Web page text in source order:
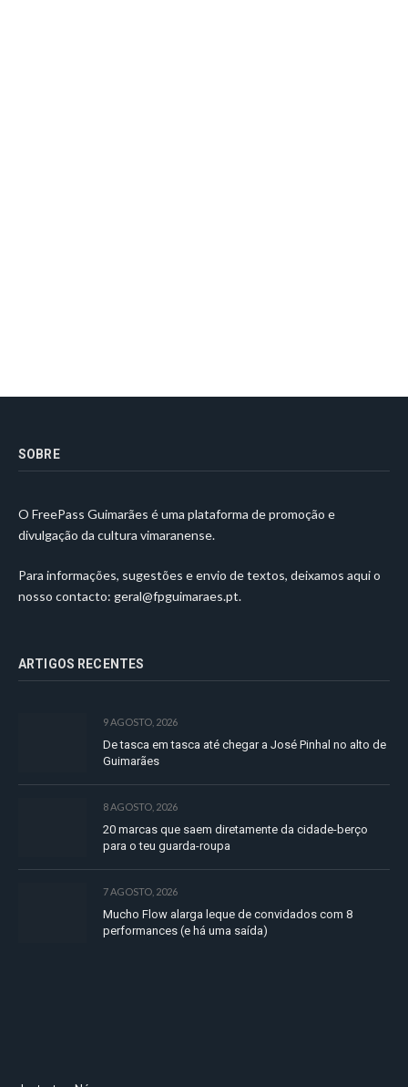
SOBRE
O FreePass Guimarães é uma plataforma de promoção e
divulgação da cultura vimaranense.
Para informações, sugestões e envio de textos, deixamos aqui o
nosso contacto: geral@fpguimaraes.pt.
ARTIGOS RECENTES
9 AGOSTO, 2026
De tasca em tasca até chegar a José Pinhal no alto de
Guimarães
8 AGOSTO, 2026
20 marcas que saem diretamente da cidade-berço
para o teu guarda-roupa
7 AGOSTO, 2026
Mucho Flow alarga leque de convidados com 8
performances (e há uma saída)